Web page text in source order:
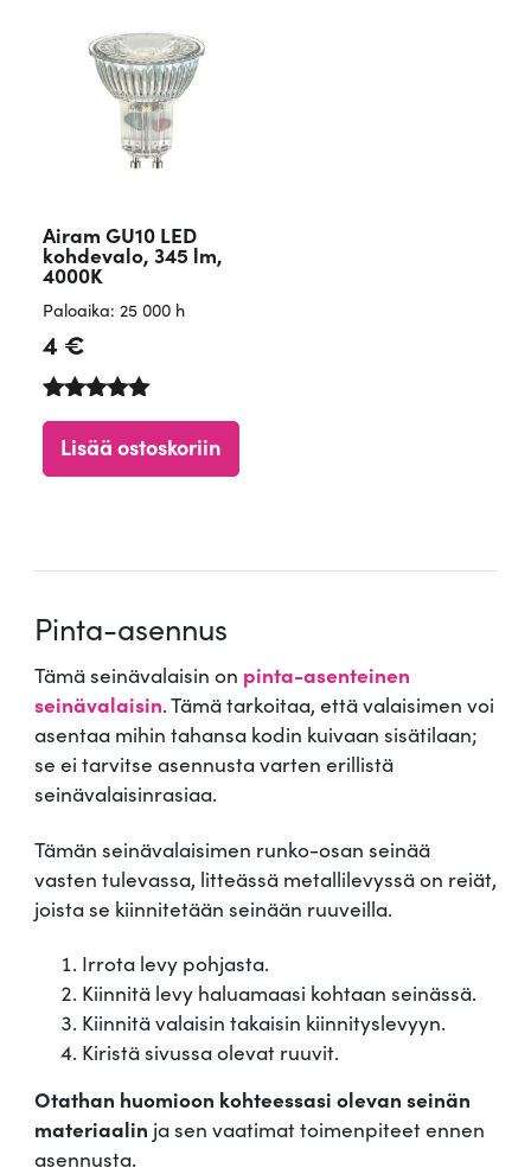
Airam GU10 LED
kohdevalo, 345 lm,
4000K
Paloaika: 25 000 h
4 €
tuotteesta:
5.00
/ 5
Lisää ostoskoriin
Pinta-asennus
Tämä seinävalaisin on pinta-asenteinen
seinävalaisin. Tämä tarkoitaa, että valaisimen voi
asentaa mihin tahansa kodin kuivaan sisätilaan;
se ei tarvitse asennusta varten erillistä
seinävalaisinrasiaa.
Tämän seinävalaisimen runko-osan seinää
vasten tulevassa, litteässä metallilevyssä on reiät,
joista se kiinnitetään seinään ruuveilla.
Irrota levy pohjasta.
Kiinnitä levy haluamaasi kohtaan seinässä.
Kiinnitä valaisin takaisin kiinnityslevyyn.
Kiristä sivussa olevat ruuvit.
Otathan huomioon kohteessasi olevan seinän
materiaalin ja sen vaatimat toimenpiteet ennen
asennusta.